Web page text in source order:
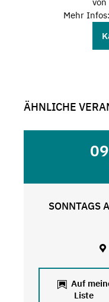
Mehr
ÄHNLICHE
SONNTAGS
Auf
Liste